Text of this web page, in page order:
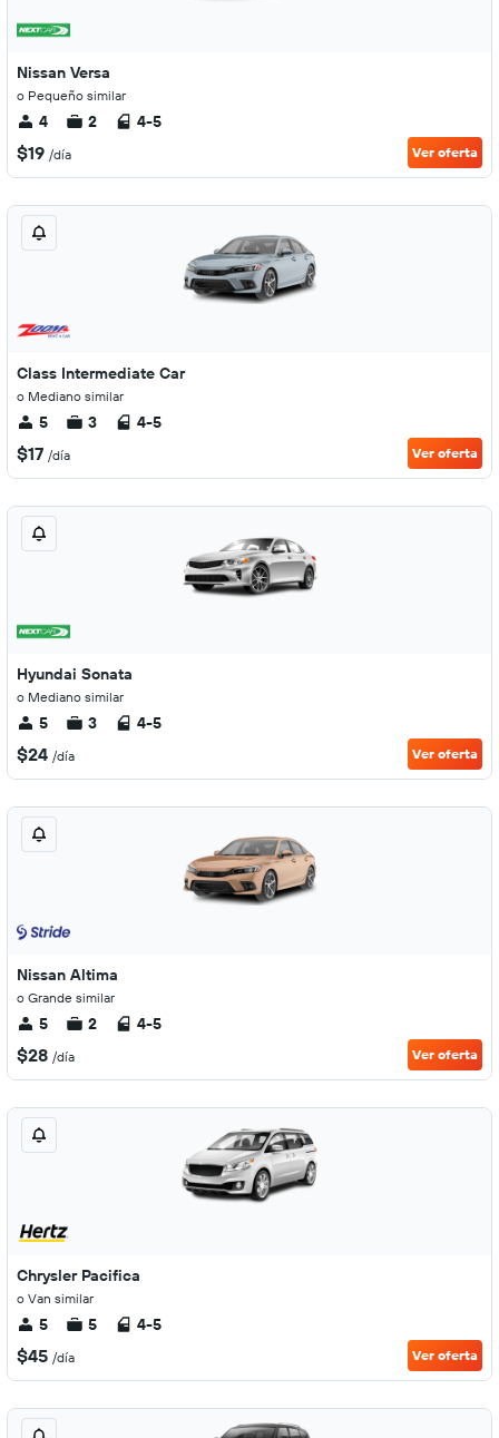
Nissan Versa
o Pequeño similar
4 2 4-5
$19 /día Ver oferta
Class Intermediate Car
o Mediano similar
5 3 4-5
$17 /día Ver oferta
Hyundai Sonata
o Mediano similar
5 3 4-5
$24 /día Ver oferta
Nissan Altima
o Grande similar
5 2 4-5
$28 /día Ver oferta
Chrysler Pacifica
o Van similar
5 5 4-5
$45 /día Ver oferta